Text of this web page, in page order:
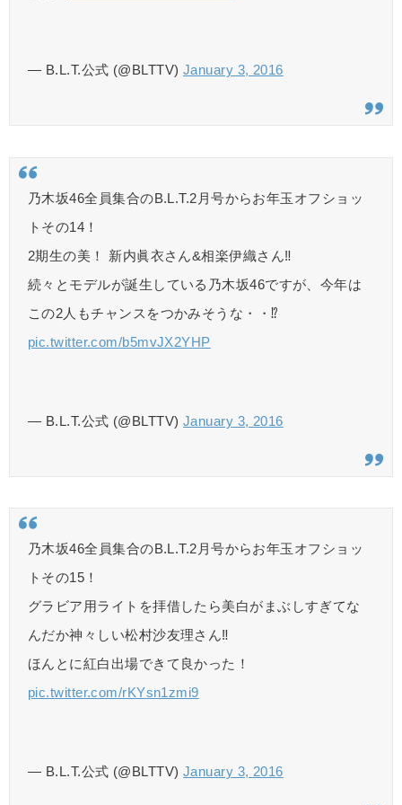
— B.L.T.公式 (@BLTTV)January 3, 2016
乃木坂46全員集合のB.L.T.2月号からお年玉オフショッ
トその14！
2期生の美！ 新内眞衣さん&相楽伊織さん‼︎
続々とモデルが誕生している乃木坂46ですが、今年は
この2人もチャンスをつかみそうな・・⁉︎
pic.twitter.com/b5mvJX2YHP
— B.L.T.公式 (@BLTTV)January 3, 2016
乃木坂46全員集合のB.L.T.2月号からお年玉オフショッ
トその15！
グラビア用ライトを拝借したら美白がまぶしすぎてな
んだか神々しい松村沙友理さん‼︎
ほんとに紅白出場できて良かった！
pic.twitter.com/rKYsn1zmi9
— B.L.T.公式 (@BLTTV)January 3, 2016